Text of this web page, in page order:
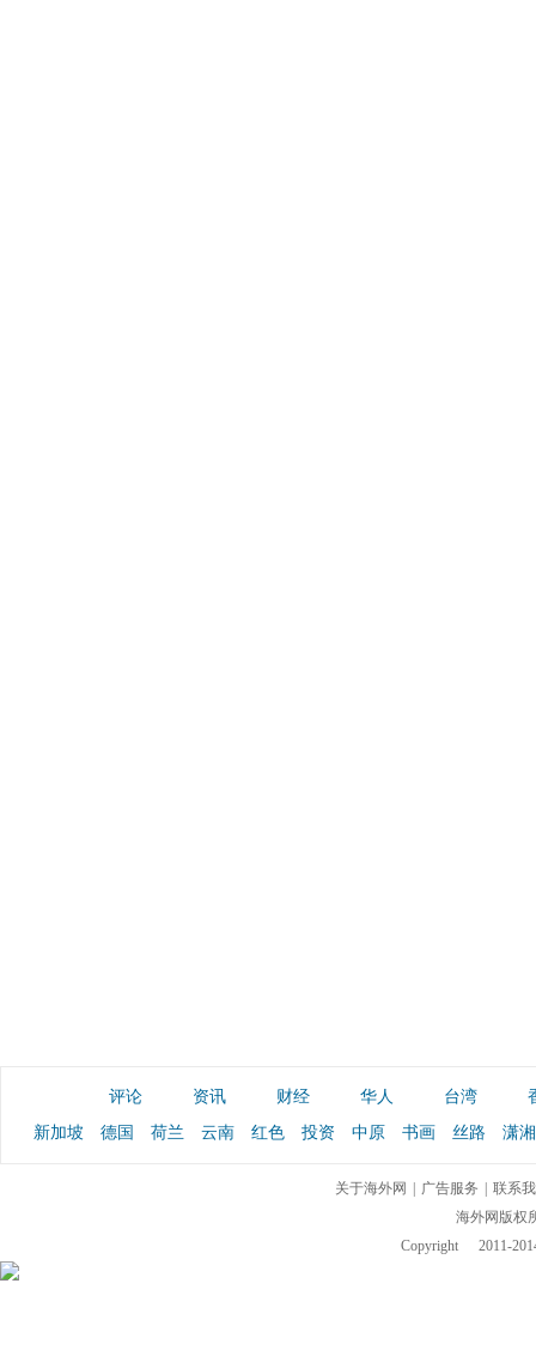
评论 资讯 财经 华人 台湾
新加坡
德国 荷兰 云南 红色 投资 中原 书画 丝路 潇湘
关于海外网 广告服务
联系
海外网版权
Copyright
2011-